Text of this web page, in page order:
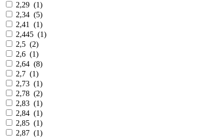
2,29 (1)
2,34 (5)
2,41
(1)
2,445 (1)
2,5 (2)
2,6 (1)
2,64 (8)
2,7 (1)
2,73 (1)
2,78 (2)
2,83 (1)
2,84 (1)
2,85 (1)
2,87 (1)